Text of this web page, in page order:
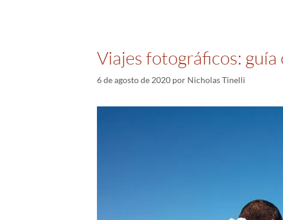
Viajes fotográficos:
6 de agosto de 2020 por Nicholas Tinelli